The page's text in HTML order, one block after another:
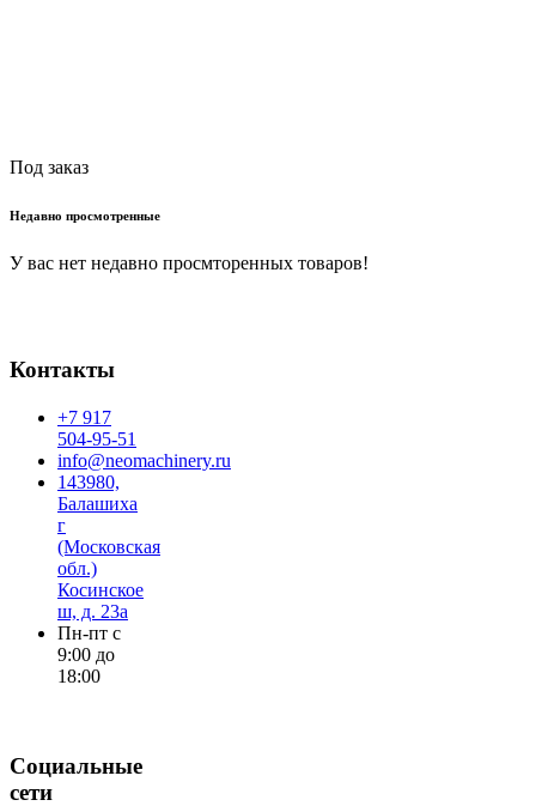
Под заказ
Недавно просмотренные
У вас нет недавно просмторенных товаров!
Контакты
+7 917
504-95-51
info@neomachinery.ru
143980,
Балашиха
г
(Московская
обл.)
Косинское
ш, д. 23а
Пн-пт с
9:00 до
18:00
Социальные
сети